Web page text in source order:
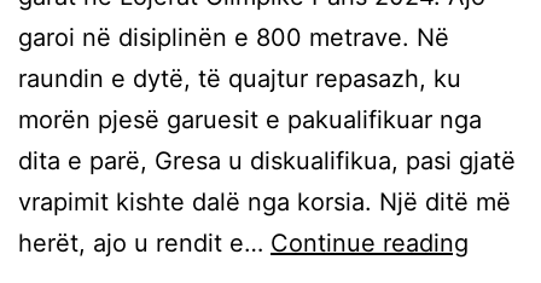
garoi në disiplinën e 800 metrave. Në
raundin e dytë, të quajtur repasazh, ku
morën pjesë garuesit e pakualifikuar nga
dita e parë, Gresa u diskualifikua, pasi gjatë
vrapimit kishte dalë nga korsia. Një ditë më
herët, ajo u rendit e… Continue reading